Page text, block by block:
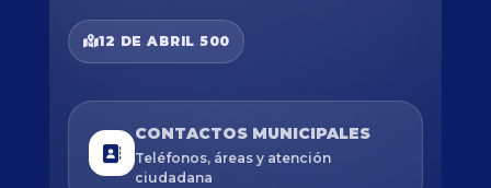
12 DE ABRIL 500
CONTACTOS MUNICIPALES
Teléfonos, áreas y atención
ciudadana